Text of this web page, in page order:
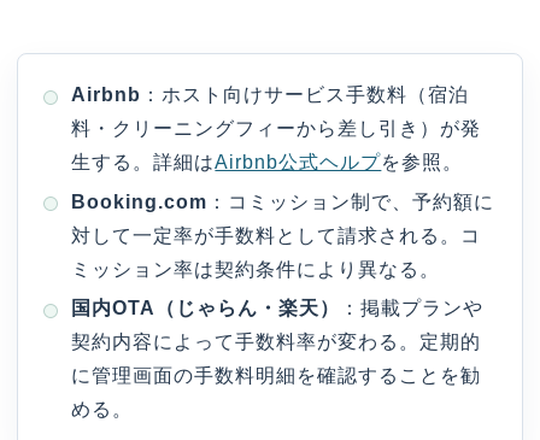
Airbnb ：ホスト向けサービス手数料（宿泊
料・クリーニングフィーから差し引き）が発
生する。詳細はAirbnb公式ヘルプを参照。
Booking.com ：コミッション制で、予約額に
対して一定率が手数料として請求される。コ
ミッション率は契約条件により異なる。
国内OTA（じゃらん・楽天）
：掲載プランや
契約内容によって手数料率が変わる。定期的
に管理画面の手数料明細を確認することを勧
める。